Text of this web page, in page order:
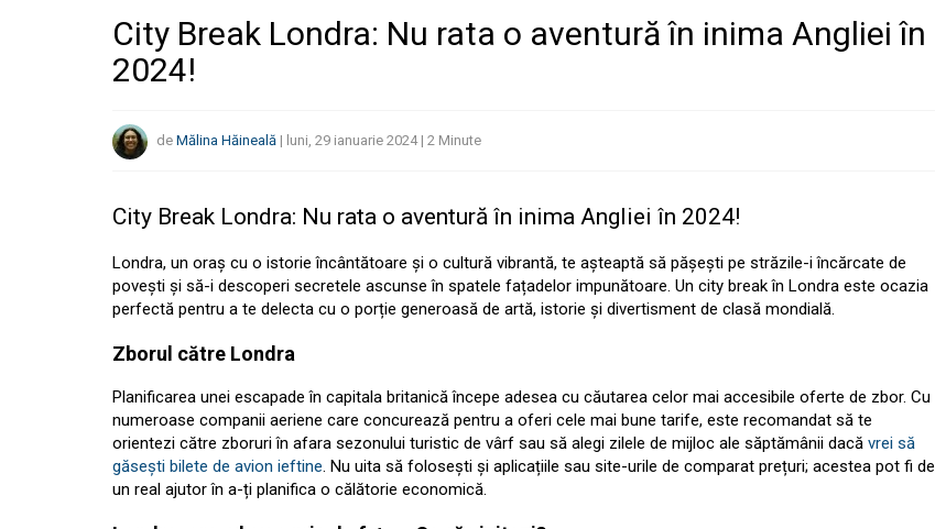
City Break Londra: Nu rata o aventură în inima Angliei în
2024!
de Mălina Hăineală | luni, 29 ianuarie 2024| 2 Minute
City Break Londra: Nu rata o aventură în inima Angliei în 2024!
Londra, un oraș cu o istorie încântătoare și o cultură vibrantă, te așteaptă să pășești pe străzile-i încărcate de
povești și să-i descoperi secretele ascunse în spatele fațadelor impunătoare. Un city break în Londra este ocazia
perfectă pentru a te delecta cu o porție generoasă de artă, istorie și divertisment de clasă mondială.
Zborul către Londra
Planificarea unei escapade în capitala britanică începe adesea cu căutarea celor mai accesibile oferte de zbor. Cu
numeroase companii aeriene care concurează pentru a oferi cele mai bune tarife, este recomandat să te
orientezi către zboruri în afara sezonului turistic de vârf sau să alegi zilele de mijloc ale săptămânii dacă vrei să
găsești bilete de avion ieftine. Nu uita să folosești și aplicațiile sau site-urile de comparat prețuri; acestea pot fi de
un real ajutor în a-ți planifica o călătorie economică.